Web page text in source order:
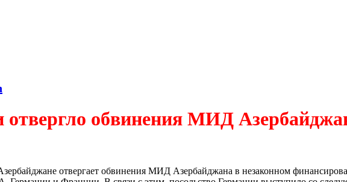
отвергло обвинения МИД
отвергает обвинения МИД Азербайджана в незаконном